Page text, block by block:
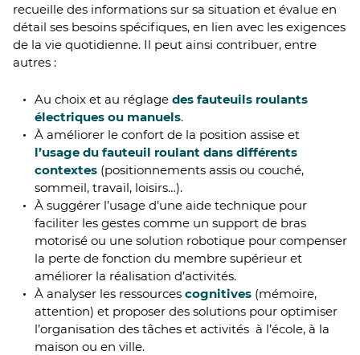
recueille des informations sur sa situation et évalue en
détail ses besoins spécifiques, en lien avec les exigences
de la vie quotidienne. Il peut ainsi contribuer, entre
autres :
Au choix et au réglage des fauteuils roulants
électriques ou manuels.
À améliorer le confort de la position assise et
l’usage du fauteuil roulant dans différents
contextes (positionnements assis ou couché,
sommeil, travail, loisirs…).
À suggérer l’usage d’une aide technique pour
faciliter les gestes comme un support de bras
motorisé ou une solution robotique pour compenser
la perte de fonction du membre supérieur et
améliorer la réalisation d’activités.
À analyser les ressources cognitives (mémoire,
attention) et proposer des solutions pour optimiser
l’organisation des tâches et activités à l’école, à la
maison ou en ville.